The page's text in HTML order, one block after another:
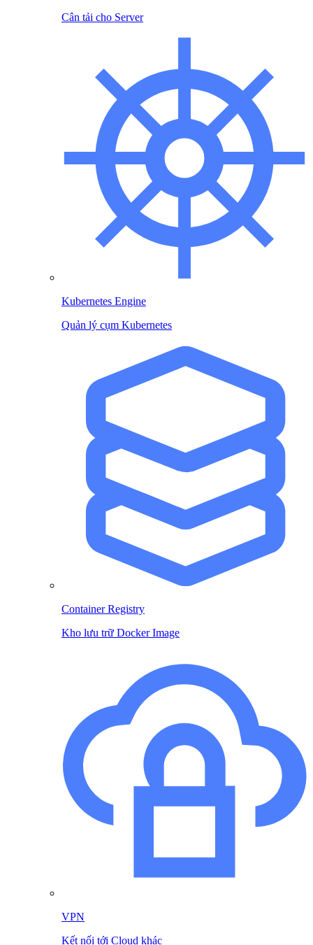
Cân tải cho Server
Kubernetes Engine
Quản lý cụm Kubernetes
Container Registry
Kho lưu trữ Docker Image
VPN
Kết nối tới Cloud khác